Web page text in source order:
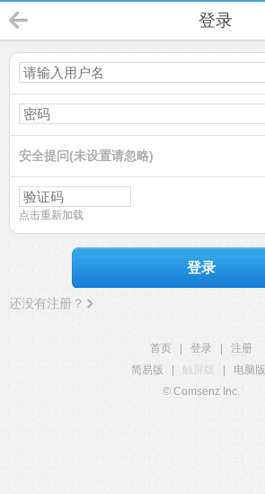
登录
安全提问(未设置请忽略)
点击重新加载
登录
还没有注册？
首页 登录
注册
简易版
触屏版 电脑版
© Comsenz Inc.